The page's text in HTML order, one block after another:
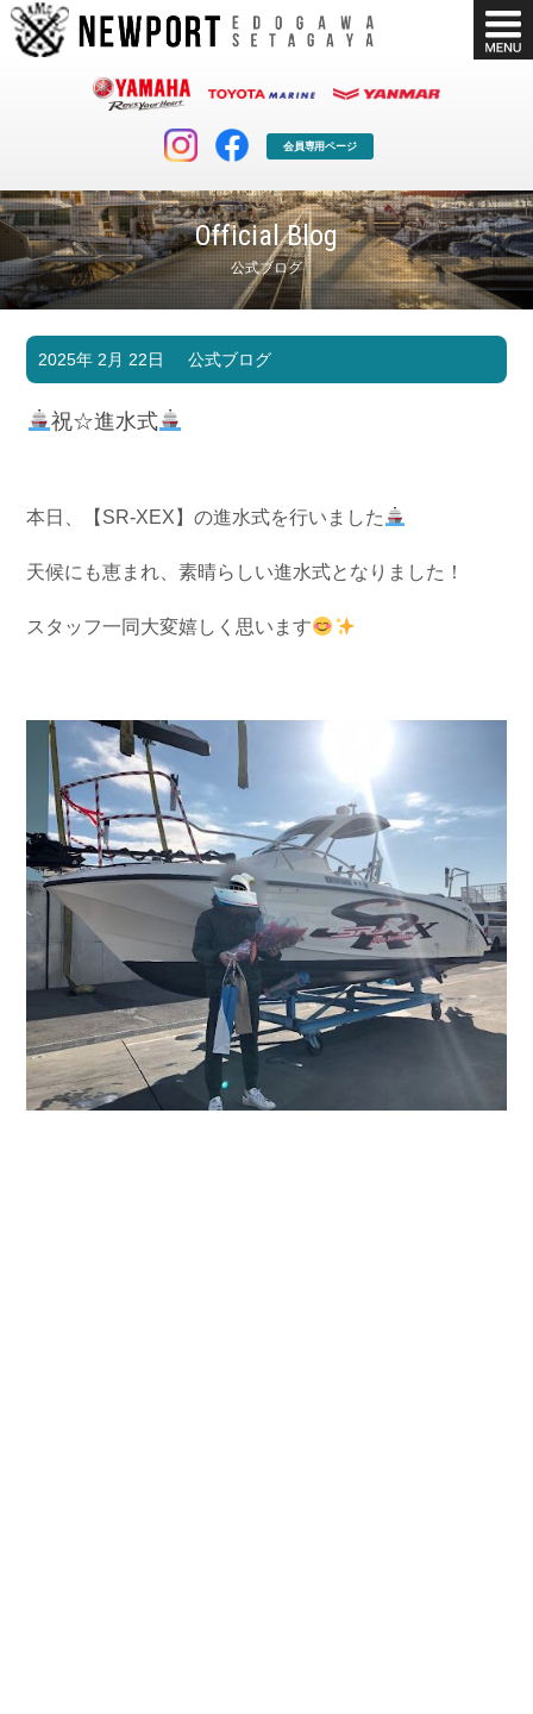
会員専用ページ
Official Blog
公式ブログ
マリンクラブ
マリンライフを堪能したい！
ボート販売
ボート免許
長年の実績と信頼！
Shop Info. Blog
お問い合わせ
Contact us Company
採用情報
2025年 2月 22日 公式ブログ
祝☆進水式
本日、【SR-XEX】の進水式を行いました
天候にも恵まれ、素晴らしい進水式となりました！
スタッフ一同大変嬉しく思います